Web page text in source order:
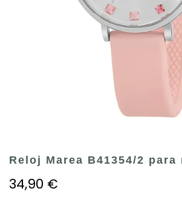
Reloj Marea B41354/2 para
34,90 €